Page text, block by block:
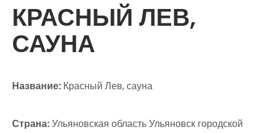
КРАСНЫЙ ЛЕВ,
САУНА
Название: Красный Лев, сауна
Страна:Ульяновская область Ульяновск городской